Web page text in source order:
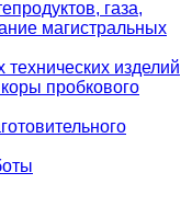
газа,
магистральных
изделий
пробкового